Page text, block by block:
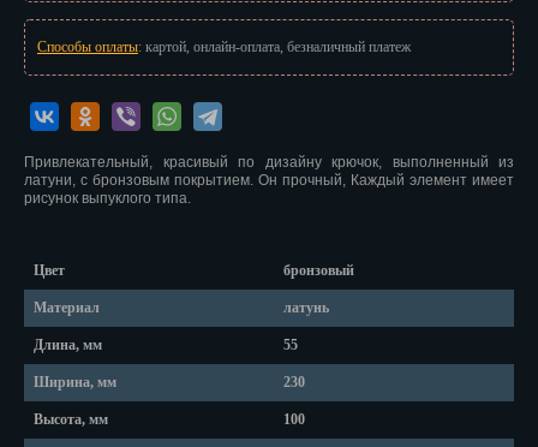
Калуга
Кострома
Кызыл
Способы оплаты: картой, онлайн-оплата, безналичный платеж
Привлекательный, красивый по дизайну крючок, выполненный из
латуни, с бронзовым покрытием. Он прочный, Каждый элемент имеет
рисунок выпуклого типа.
Цвет бронзовый
Материал латунь
Длина, мм 55
Ширина, мм 230
Высота, мм 100